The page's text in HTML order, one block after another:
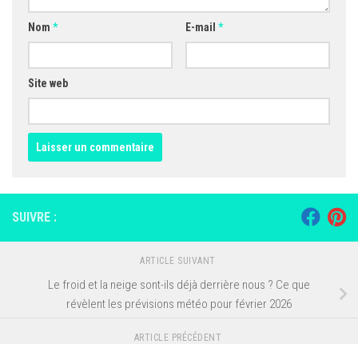
Nom * E-mail *
Site web
SUIVRE :
ARTICLE SUIVANT
Le froid et la neige sont-ils déjà derrière nous ? Ce que
révèlent les prévisions météo pour février 2026
ARTICLE PRÉCÉDENT